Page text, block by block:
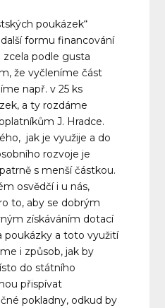
poukázek“
formu financování
podle gusta
že vyčleníme část
např. v 25 ks
a ty rozdáme
J. Hradce.
jak je využije a do
rozvoje je
s menší částkou.
osvědčí i u nás,
to, aby se dobrým
získáváním dotací
poukázky a toto využití
i způsob, jak by
do státního
přispívat
pokladny, odkud by